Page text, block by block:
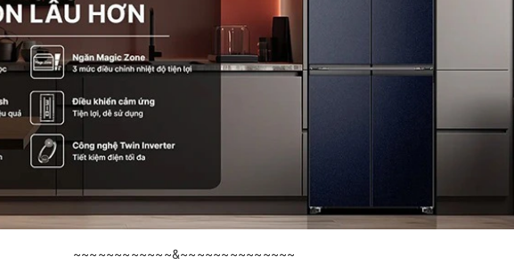
~~~~~~~~~~~~&~~~~~~~~~~~~~~